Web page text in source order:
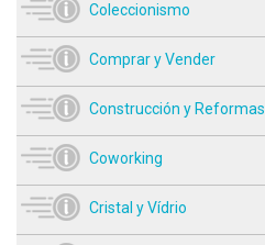
Coleccionismo
Comprar y Vender
Construcción y Reformas
Coworking
Cristal y Vídrio